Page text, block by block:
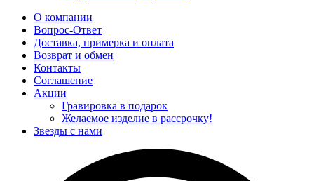
О компании
Вопрос-Ответ
Доставка, примерка и оплата
Возврат и обмен
Контакты
Соглашение
Акции
Гравировка в подарок
Желаемое изделие в рассрочку!
Звезды с нами